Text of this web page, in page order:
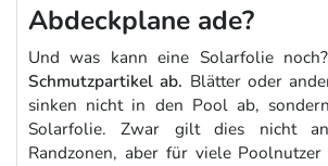
Abdeckplane ade?
Und was kann eine Solarfolie
Schmutzpartikel ab. Blätter oder
sinken nicht in den Pool ab,
Solarfolie. Zwar gilt dies nicht
Randzonen, aber für viele